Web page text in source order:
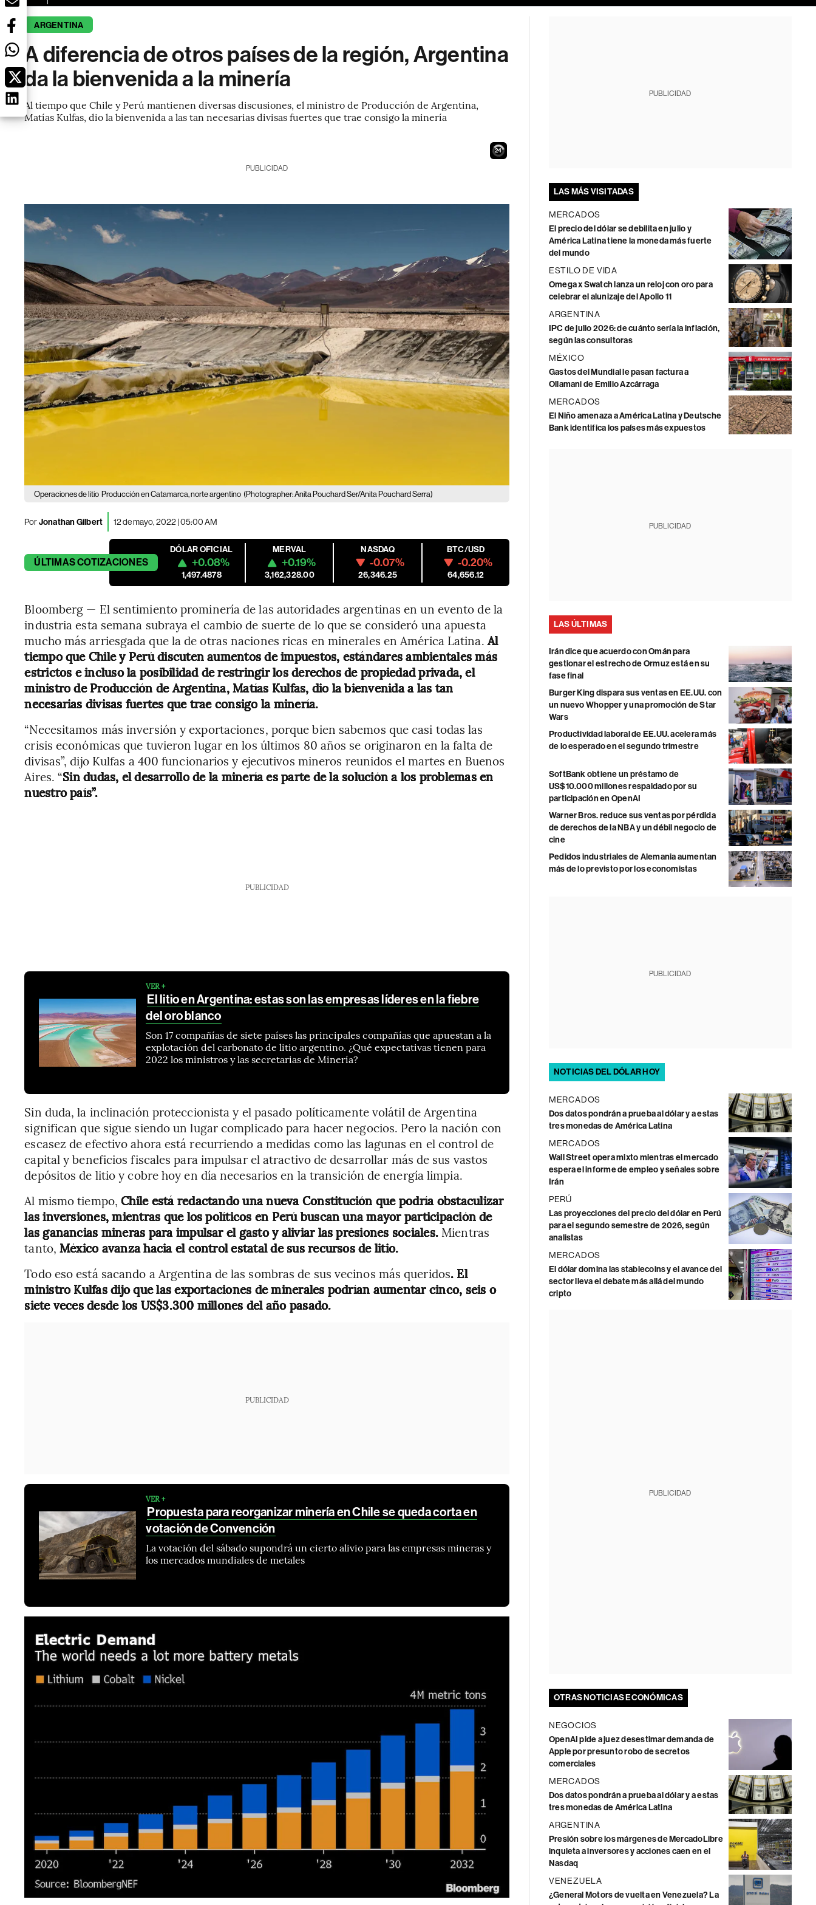
ARGENTINA
A diferencia de otros países de la región, Argentina
da la bienvenida a la minería
Al tiempo que Chile y Perú mantienen diversas discusiones, el ministro de Producción de Argentina,
Matías Kulfas, dio la bienvenida a las tan necesarias divisas fuertes que trae consigo la minería
23
PUBLICIDAD
Operaciones de litio Producción en Catamarca, norte argentino (Photographer: Anita Pouchard Ser/Anita Pouchard Serra)
PorJonathan Gilbert 12 de mayo, 2022 | 05:00 AM
ÚLTIMASCOTIZACIONES
DÓLAR OFICIAL
+0.08%
1,497.4878
MERVAL
+0.19%
3,162,328.00
NASDAQ
-0.07%
26,346.25
BTC/USD
-0.20%
64,656.12
Bloomberg — El sentimiento prominería de las autoridades argentinas en un evento de la
industria esta semana subraya el cambio de suerte de lo que se consideró una apuesta
mucho más arriesgada que la de otras naciones ricas en minerales en América Latina.Al
tiempo que Chile y Perú discuten aumentos de impuestos, estándares ambientales más
estrictos e incluso la posibilidad de restringir los derechos de propiedad privada, el
ministro de Producción de Argentina, Matías Kulfas, dio la bienvenida a las tan
necesarias divisas fuertes que trae consigo la minería.
“Necesitamos más inversión y exportaciones, porque bien sabemos que casi todas las
crisis económicas que tuvieron lugar en los últimos 80 años se originaron en la falta de
divisas”, dijo Kulfas a 400 funcionarios y ejecutivos mineros reunidos el martes en Buenos
Aires. “Sin dudas, el desarrollo de la minería es parte de la solución a los problemas en
nuestro país”.
PUBLICIDAD
VER +
El litio en Argentina: estas son las empresas líderes en la fiebre
del oro blanco
Son 17 compañías de siete países las principales compañías que apuestan a la
explotación del carbonato de litio argentino. ¿Qué expectativas tienen para
2022 los ministros y las secretarias de Minería?
Sin duda, la inclinación proteccionista y el pasado políticamente volátil de Argentina
significan que sigue siendo un lugar complicado para hacer negocios. Pero la nación con
escasez de efectivo ahora está recurriendo a medidas como las lagunas en el control de
capital y beneficios fiscales para impulsar el atractivo de desarrollar más de sus vastos
depósitos de litio y cobre hoy en día necesarios en la transición de energía limpia.
Al mismo tiempo, Chile está redactando una nueva Constitución que podría obstaculizar
las inversiones, mientras que los políticos en Perú buscan una mayor participación de
las ganancias mineras para impulsar el gasto y aliviar las presiones sociales. Mientras
tanto,México avanza hacia el control estatal de sus recursos de litio.
Todo eso está sacando a Argentina de las sombras de sus vecinos más queridos. El
ministro Kulfas dijo que las exportaciones de minerales podrían aumentar cinco, seis o
siete veces desde los US$3.300 millones del año pasado.
PUBLICIDAD
VER +
Propuesta para reorganizar minería en Chile se queda corta en
votación de Convención
La votación del sábado supondrá un cierto alivio para las empresas mineras y
los mercados mundiales de metales
PUBLICIDAD
LAS MÁS VISITADAS
MERCADOS
El precio del dólar se debilita en julio y
América Latina tiene la moneda más fuerte
del mundo
ESTILO DE VIDA
Omega x Swatch lanza un reloj con oro para
celebrar el alunizaje del Apollo 11
ARGENTINA
IPC de julio 2026: de cuánto sería la inflación,
según las consultoras
MÉXICO
Gastos del Mundial le pasan factura a
Ollamani de Emilio Azcárraga
MERCADOS
El Niño amenaza a América Latina y Deutsche
Bank identifica los países más expuestos
PUBLICIDAD
LAS ÚLTIMAS
Irán dice que acuerdo con Omán para
gestionar el estrecho de Ormuz está en su
fase final
Burger King dispara sus ventas en EE.UU. con
un nuevo Whopper y una promoción de Star
Wars
Productividad laboral de EE.UU. acelera más
de lo esperado en el segundo trimestre
SoftBank obtiene un préstamo de
US$10.000 millones respaldado por su
participación en OpenAI
Warner Bros. reduce sus ventas por pérdida
de derechos de la NBA y un débil negocio de
cine
Pedidos industriales de Alemania aumentan
más de lo previsto por los economistas
PUBLICIDAD
NOTICIAS DEL DÓLAR HOY
MERCADOS
Dos datos pondrán a prueba al dólar y a estas
tres monedas de América Latina
MERCADOS
Wall Street opera mixto mientras el mercado
espera el informe de empleo y señales sobre
Irán
PERÚ
Las proyecciones del precio del dólar en Perú
para el segundo semestre de 2026, según
analistas
MERCADOS
El dólar domina las stablecoins y el avance del
sector lleva el debate más allá del mundo
cripto
PUBLICIDAD
OTRAS NOTICIAS ECONÓMICAS
NEGOCIOS
OpenAI pide a juez desestimar demanda de
Apple por presunto robo de secretos
comerciales
MERCADOS
Dos datos pondrán a prueba al dólar y a estas
tres monedas de América Latina
ARGENTINA
Presión sobre los márgenes de MercadoLibre
inquieta a inversores y acciones caen en el
Nasdaq
VENEZUELA
¿General Motors de vuelta en Venezuela? La